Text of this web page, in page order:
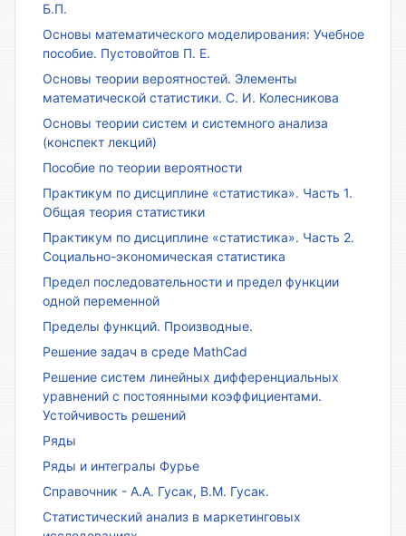
Б.П.
Основы математического моделирования: Учебное
пособие. Пустовойтов П. Е.
Основы теории вероятностей. Элементы
математической статистики. С. И. Колесникова
Основы теории систем и системного анализа
(конспект лекций)
Пособие по теории вероятности
Практикум по дисциплине «статистика». Часть 1.
Общая теория статистики
Практикум по дисциплине «статистика». Часть 2.
Социально-экономическая статистика
Предел последовательности и предел функции
одной переменной
Пределы функций. Производные.
Решение задач в среде MathCad
Решение систем линейных дифференциальных
уравнений с постоянными коэффициентами.
Устойчивость решений
Ряды
Ряды и интегралы Фурье
Справочник - А.А. Гусак, В.М. Гусак.
Статистический анализ в маркетинговых